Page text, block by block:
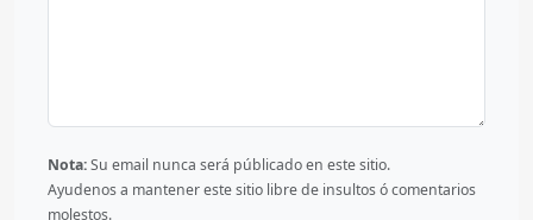
Nota:Su email nunca será públicado en este sitio.
Ayudenos a mantener este sitio libre de insultos ó comentarios
molestos.